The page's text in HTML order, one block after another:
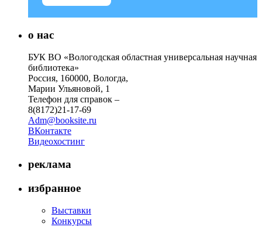
о нас
БУК ВО «Вологодская областная универсальная научная
библиотека»
Россия, 160000, Вологда,
Марии Ульяновой, 1
Телефон для справок –
8(8172)21-17-69
Adm@booksite.ru
ВКонтакте
Видеохостинг
реклама
избранное
Выставки
Конкурсы